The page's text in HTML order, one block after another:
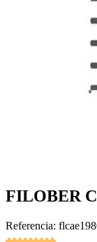
FILOBER
Referencia: